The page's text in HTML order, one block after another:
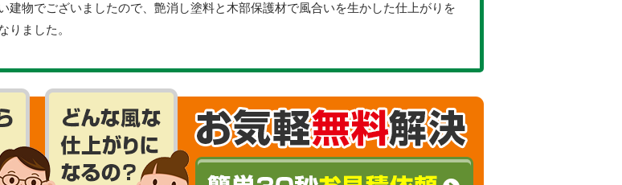
建物でございましたので、艶消し塗料と木部保護材で風合いを生かした仕上がりを
りました。